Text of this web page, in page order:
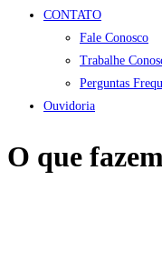
CONTATO
Fale Conosco
Trabalhe
Perguntas
Ouvidoria
O que